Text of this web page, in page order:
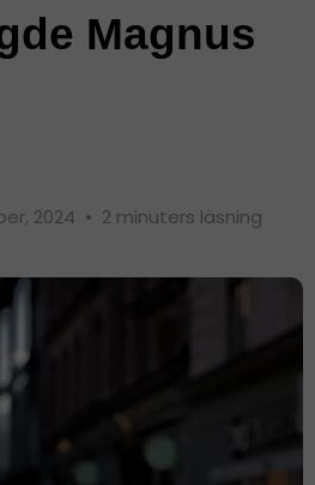
Magnus
2024 • 2 minuters läsning